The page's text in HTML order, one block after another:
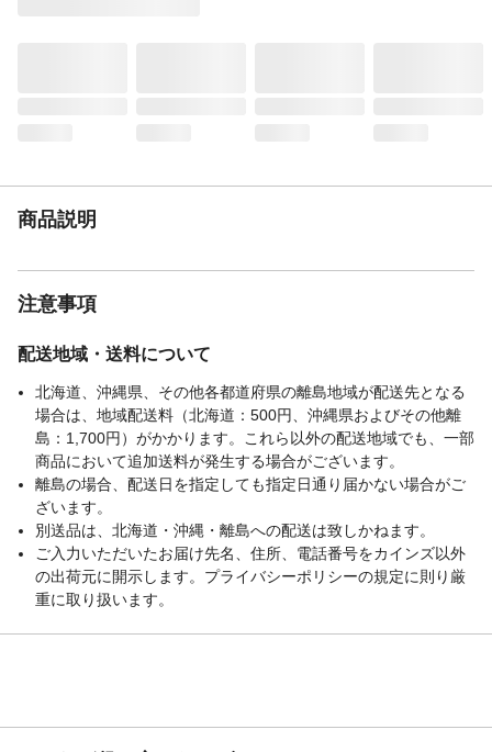
商品説明
注意事項
配送地域・送料について
北海道、沖縄県、その他各都道府県の離島地域が配送先となる
場合は、地域配送料（北海道：500円、沖縄県およびその他離
島：1,700円）がかかります。これら以外の配送地域でも、一部
商品において追加送料が発生する場合がございます。
離島の場合、配送日を指定しても指定日通り届かない場合がご
ざいます。
別送品は、北海道・沖縄・離島への配送は致しかねます。
ご入力いただいたお届け先名、住所、電話番号をカインズ以外
の出荷元に開示します。プライバシーポリシーの規定に則り厳
重に取り扱います。